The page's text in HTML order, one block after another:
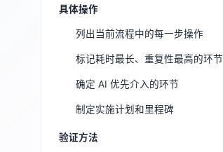
具体操作
列出当前流程中的每一步操作
标记耗时最长、重复性最高的环节
确定 AI 优先介入的环节
制定实施计划和里程碑
验证方法